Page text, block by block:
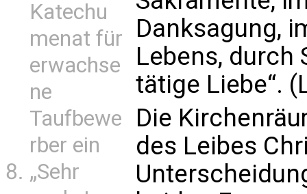
Katechu
menat für
erwachse
ne
Taufbewe
rber ein
„Sehr
Danksagung,
Lebens, durch
tätige Liebe“.
Die
des Leibes